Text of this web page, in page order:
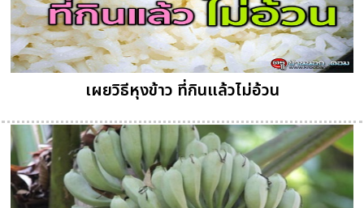
เผยวิธีหุงข้าว ที่กินแล้วไม่อ้วน